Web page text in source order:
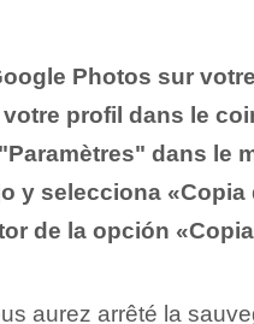
Photos sur
profil dans le
dans le
y selecciona
de la opción
aurez arrêté la